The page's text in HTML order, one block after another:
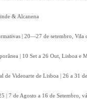
& Alcanena
| 20—27 de setembro, Vila
| 10 Set a 26 Out, Lisboa e
de Videoarte de Lisboa | 26 a 31
| 7 de Agosto a 16 de Setembro,